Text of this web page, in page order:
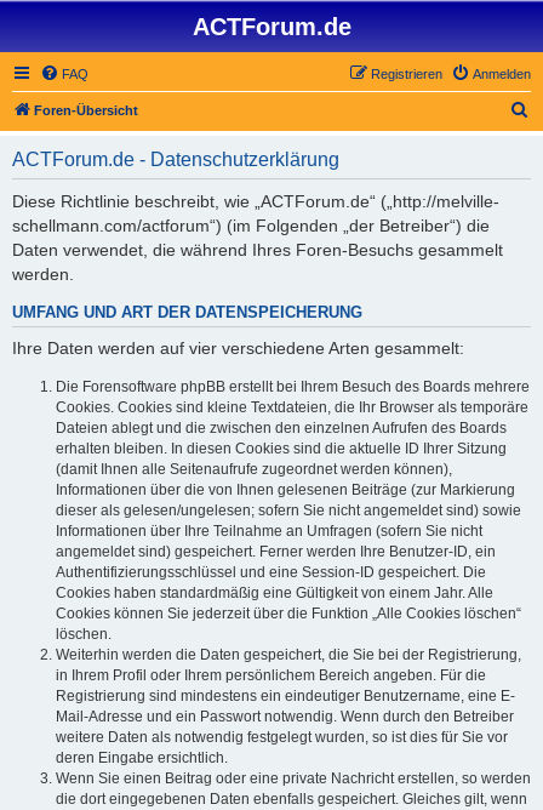
ACTForum.de
FAQ Anmelden
Registrieren
Foren-Übersicht
ACTForum.de - Datenschutzerklärung
Diese Richtlinie beschreibt, wie „ACTForum.de“ („http://melville-
schellmann.com/actforum“) (im Folgenden „der Betreiber“) die
Daten verwendet, die während Ihres Foren-Besuchs gesammelt
werden.
UMFANG UND ART DER DATENSPEICHERUNG
Ihre Daten werden auf vier verschiedene Arten gesammelt:
Die Forensoftware phpBB erstellt bei Ihrem Besuch des Boards mehrere
Cookies. Cookies sind kleine Textdateien, die Ihr Browser als temporäre
Dateien ablegt und die zwischen den einzelnen Aufrufen des Boards
erhalten bleiben. In diesen Cookies sind die aktuelle ID Ihrer Sitzung
(damit Ihnen alle Seitenaufrufe zugeordnet werden können),
Informationen über die von Ihnen gelesenen Beiträge (zur Markierung
dieser als gelesen/ungelesen; sofern Sie nicht angemeldet sind) sowie
Informationen über Ihre Teilnahme an Umfragen (sofern Sie nicht
angemeldet sind) gespeichert. Ferner werden Ihre Benutzer-ID, ein
Authentifizierungsschlüssel und eine Session-ID gespeichert. Die
Cookies haben standardmäßig eine Gültigkeit von einem Jahr. Alle
Cookies können Sie jederzeit über die Funktion „Alle Cookies löschen“
löschen.
Weiterhin werden die Daten gespeichert, die Sie bei der Registrierung,
in Ihrem Profil oder Ihrem persönlichem Bereich angeben. Für die
Registrierung sind mindestens ein eindeutiger Benutzername, eine E-
Mail-Adresse und ein Passwort notwendig. Wenn durch den Betreiber
weitere Daten als notwendig festgelegt wurden, so ist dies für Sie vor
deren Eingabe ersichtlich.
Wenn Sie einen Beitrag oder eine private Nachricht erstellen, so werden
die dort eingegebenen Daten ebenfalls gespeichert. Gleiches gilt, wenn